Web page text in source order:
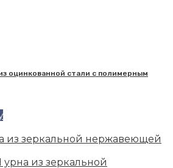
оцинкованной стали с полимерным